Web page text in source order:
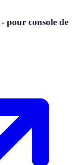
pour console de